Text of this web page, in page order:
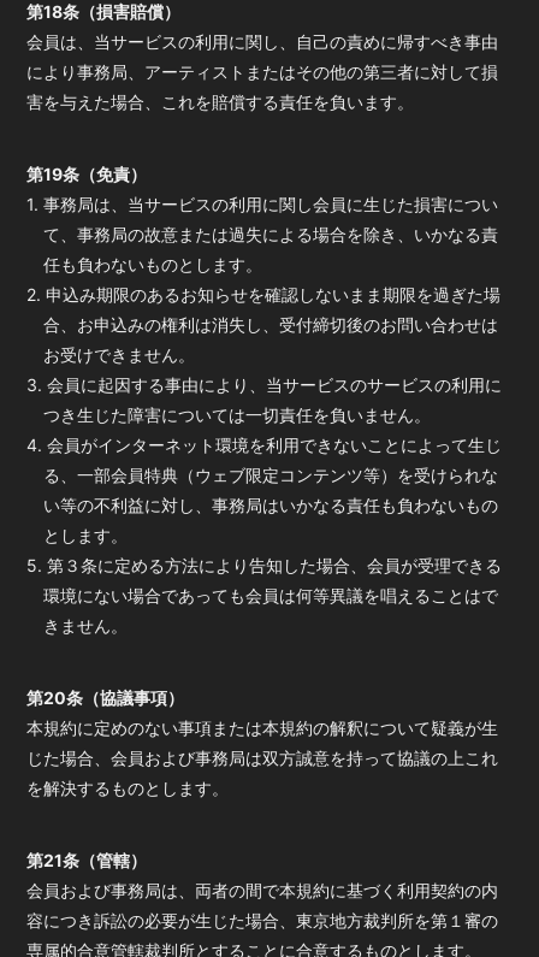
第18条（損害賠償）
会員は、当サービスの利用に関し、自己の責めに帰すべき事由
により事務局、アーティストまたはその他の第三者に対して損
害を与えた場合、これを賠償する責任を負います。
第19条（免責）
1. 事務局は、当サービスの利用に関し会員に生じた損害につい
て、事務局の故意または過失による場合を除き、いかなる責
任も負わないものとします。
2. 申込み期限のあるお知らせを確認しないまま期限を過ぎた場
合、お申込みの権利は消失し、受付締切後のお問い合わせは
お受けできません。
3. 会員に起因する事由により、当サービスのサービスの利用に
つき生じた障害については一切責任を負いません。
4. 会員がインターネット環境を利用できないことによって生じ
る、一部会員特典（ウェブ限定コンテンツ等）を受けられな
い等の不利益に対し、事務局はいかなる責任も負わないもの
とします。
5. 第３条に定める方法により告知した場合、会員が受理できる
環境にない場合であっても会員は何等異議を唱えることはで
きません。
第20条（協議事項）
本規約に定めのない事項または本規約の解釈について疑義が生
じた場合、会員および事務局は双方誠意を持って協議の上これ
を解決するものとします。
第21条（管轄）
会員および事務局は、両者の間で本規約に基づく利用契約の内
容につき訴訟の必要が生じた場合、東京地方裁判所を第１審の
専属的合意管轄裁判所とすることに合意するものとします。